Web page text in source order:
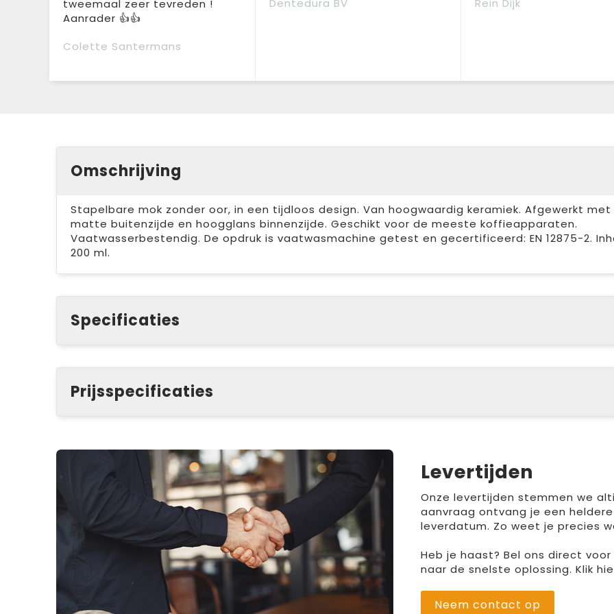
tweemaal zeer tevreden !
Aanrader 👍👍
Colette Santermans
Dentedura BV
Rein Dijk
Omschrijving
Stapelbare mok zonder oor, in een tijdloos design. Van hoogwaardig keramiek. Afgewerkt met
matte buitenzijde en hoogglans binnenzijde. Geschikt voor de meeste koffieapparaten.
Vaatwasserbestendig. De opdruk is vaatwasmachine getest en gecertificeerd: EN 12875-2.
200 ml.
Specificaties
Prijsspecificaties
Levertijden
Onze levertijden stemmen we
aanvraag ontvang je een
leverdatum. Zo weet je precies
Heb je haast? Bel ons direct
naar de snelste oplossing. Klik
Neem contact op